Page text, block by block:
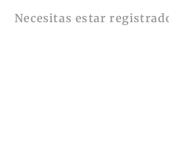
Necesitas estar